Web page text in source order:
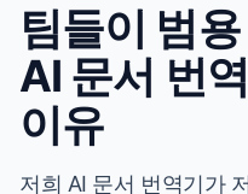
팀들이 범
AI 문서 번
이유
저희 AI 문서 번역기가